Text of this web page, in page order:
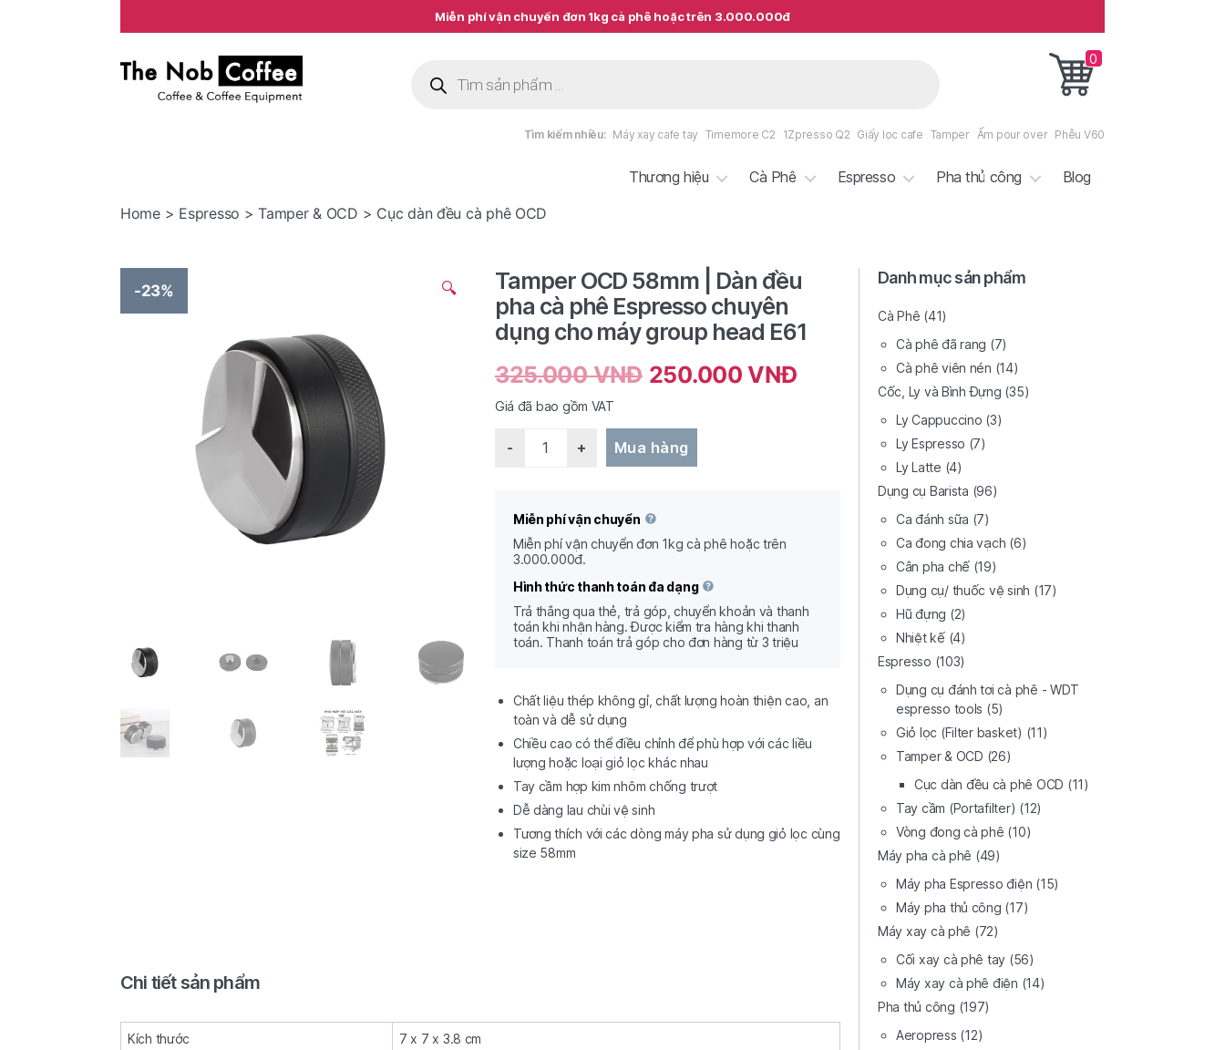
Miễn phí vận chuyển đơn 1kg cà phê hoặc trên 3.000.000đ
kiếm
0
Tìm kiếm nhiều: Máy xay cafe tay Timemore C2 1Zpresso Q2 Giấy lọc cafe Tamper Ấm pour over Phễu V60
Thương hiệu Cà Phê Espresso Pha thủ công
Blog
Home> Espresso >Tamper & OCD > Cục dàn đều cà phê OCD
-23% 🔍
Tamper OCD 58mm | Dàn đều
pha cà phê Espresso chuyên
dụng cho máy group head E61
325.000VNĐ 250.000 VNĐ
Giá đã bao gồm VAT
Mua hàng
Miễn phí vận chuyển
Miễn phí vận chuyển đơn 1kg cà phê hoặc trên
3.000.000đ.
Hình thức thanh toán đa dạng
Trả thắng qua thẻ, trả góp, chuyển khoản và thanh
toán khi nhận hàng. Được kiểm tra hàng khi thanh
toán. Thanh toán trả góp cho đơn hàng từ 3 triệu
Chất liệu thép không gỉ, chất lượng hoàn thiện cao, an
toàn và dễ sử dụng
Chiều cao có thể điều chỉnh để phù hợp với các liều
lượng hoặc loại giỏ lọc khác nhau
Tay cầm hợp kim nhôm chống trượt
Dễ dàng lau chùi vệ sinh
Tương thích với các dòng máy pha sử dụng giỏ lọc cùng
size 58mm
Chi tiết sản phẩm
Kích thước 7 x 7 x 3.8 cm
Danh mục sản phẩm
Cà Phê (41)
Cà phê đã rang (7)
Cà phê viên nén (14)
Cốc, Ly và Bình Đựng (35)
Ly Cappuccino (3)
Ly Espresso (7)
Ly Latte (4)
Dụng cụ Barista (96)
Ca đánh sữa (7)
Ca đong chia vạch (6)
Cân pha chế (19)
Dụng cụ/ thuốc vệ sinh (17)
Hũ đựng (2)
Nhiệt kế (4)
Espresso (103)
Dụng cụ đánh tơi cà phê - WDT
espresso tools (5)
Giỏ lọc (Filter basket) (11)
Tamper & OCD (26)
Cục dàn đều cà phê OCD (11)
Tay cầm (Portafilter) (12)
Vòng đong cà phê (10)
Máy pha cà phê (49)
Máy pha Espresso điện (15)
Máy pha thủ công (17)
Máy xay cà phê (72)
Cối xay cà phê tay (56)
Máy xay cà phê điện (14)
Pha thủ công (197)
Aeropress (12)